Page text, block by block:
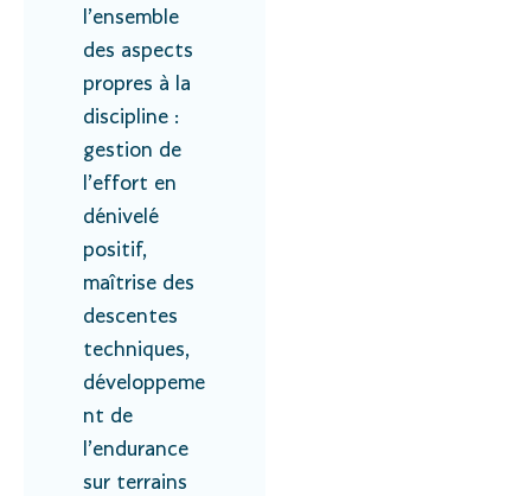
l’ensemble
des aspects
propres à la
discipline :
gestion de
l’effort en
dénivelé
positif,
maîtrise des
descentes
techniques,
développeme
nt de
l’endurance
sur terrains